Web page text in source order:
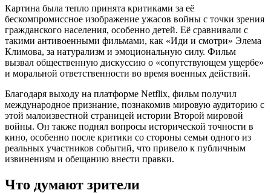
Картина была тепло принята критиками за её
бескомпромиссное изображение ужасов войны с точки зрения
гражданского населения, особенно детей. Её сравнивали с
такими антивоенными фильмами, как «Иди и смотри» Элема
Климова, за натурализм и эмоциональную силу. Фильм
вызвал общественную дискуссию о «сопутствующем ущербе»
и моральной ответственности во время военных действий.
Благодаря выходу на платформе Netflix, фильм получил
международное признание, познакомив мировую аудиторию с
этой малоизвестной страницей истории Второй мировой
войны. Он также поднял вопросы исторической точности в
кино, особенно после критики со стороны семьи одного из
реальных участников событий, что привело к публичным
извинениям и обещанию внести правки.
Что думают зрители